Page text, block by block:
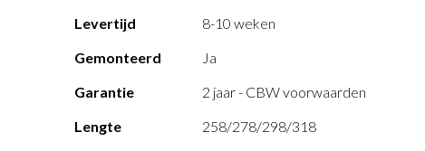
Meer
Levertijd
8-10 weken
Gemonteerd
Ja
Garantie
2 jaar - CBW voorwaarden
Lengte
258/278/298/318